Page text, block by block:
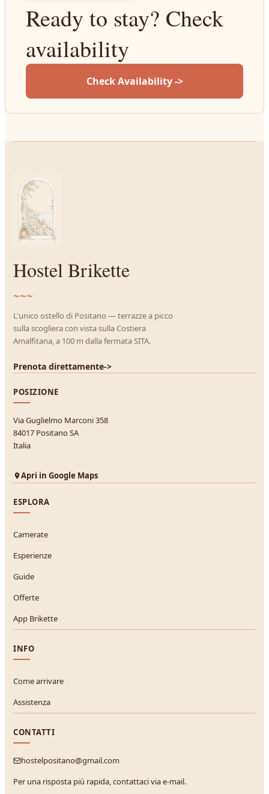
Ready to stay? Check
availability
Check Availability ->
Hostel Brikette
~~~
L'unico ostello di Positano — terrazze a picco
sulla scogliera con vista sulla Costiera
Amalfitana, a 100 m dalla fermata SITA.
Prenota direttamente->
POSIZIONE
Via Guglielmo Marconi 358
84017 Positano SA
Italia
Apri in Google Maps
ESPLORA
Camerate
Esperienze
Guide
Offerte
App Brikette
INFO
Come arrivare
Assistenza
CONTATTI
hostelpositano@gmail.com
Per una risposta più rapida, contattaci via e-mail.